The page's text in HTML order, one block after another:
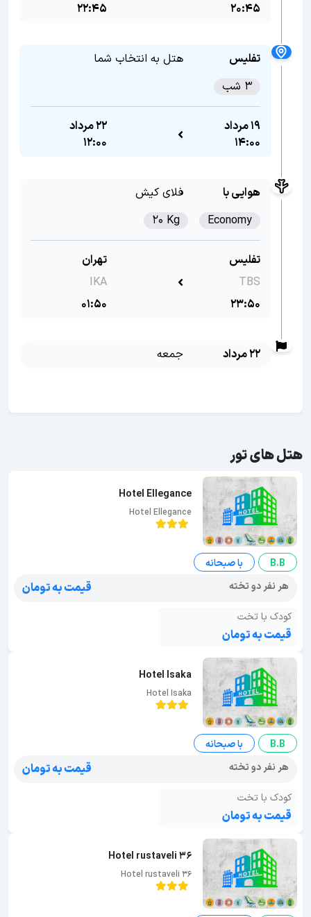
20:45
22:45
تفلیس
هتل به انتخاب شما
3 شب
19 مرداد
14:00
22 مرداد
12:00
هوایی با
فلای کیش
Economy
20 Kg
تفلیس
TBS
23:50
تهران
IKA
01:50
22 مرداد جمعه
هتل های تور
Hotel Ellegance
Hotel Ellegance
B.B
با صبحانه
هر نفر دو تخته
قیمت به تومان
کودک با تخت
قیمت به تومان
Hotel Isaka
Hotel Isaka
B.B
با صبحانه
هر نفر دو تخته
قیمت به تومان
کودک با تخت
قیمت به تومان
Hotel rustaveli 36
Hotel rustaveli 36